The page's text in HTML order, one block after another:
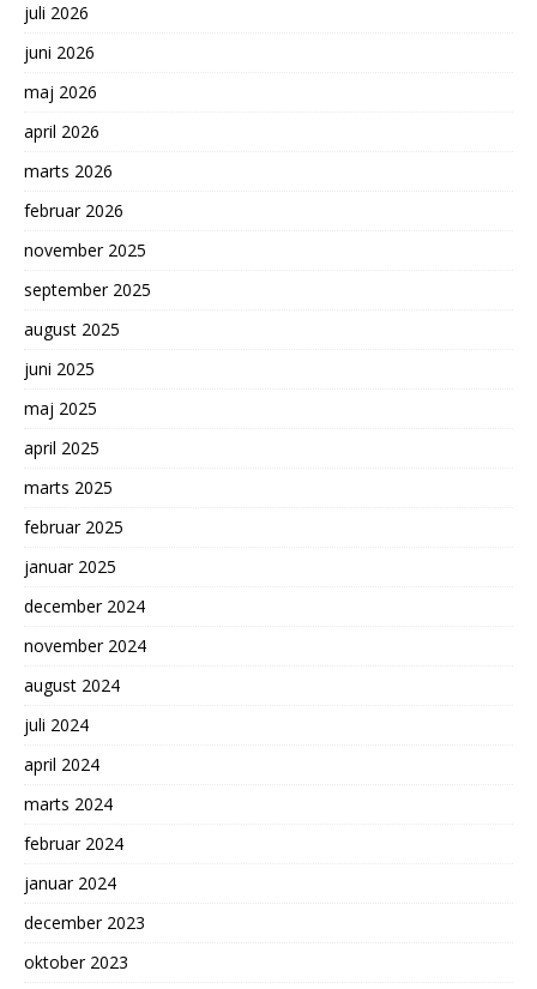
juli 2026
juni 2026
maj 2026
april 2026
marts 2026
februar 2026
november 2025
september 2025
august 2025
juni 2025
maj 2025
april 2025
marts 2025
februar 2025
januar 2025
december 2024
november 2024
august 2024
juli 2024
april 2024
marts 2024
februar 2024
januar 2024
december 2023
oktober 2023